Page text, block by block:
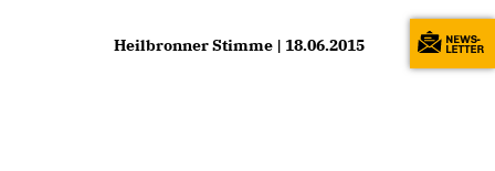
Heilbronner Stimme | 18.06.2015